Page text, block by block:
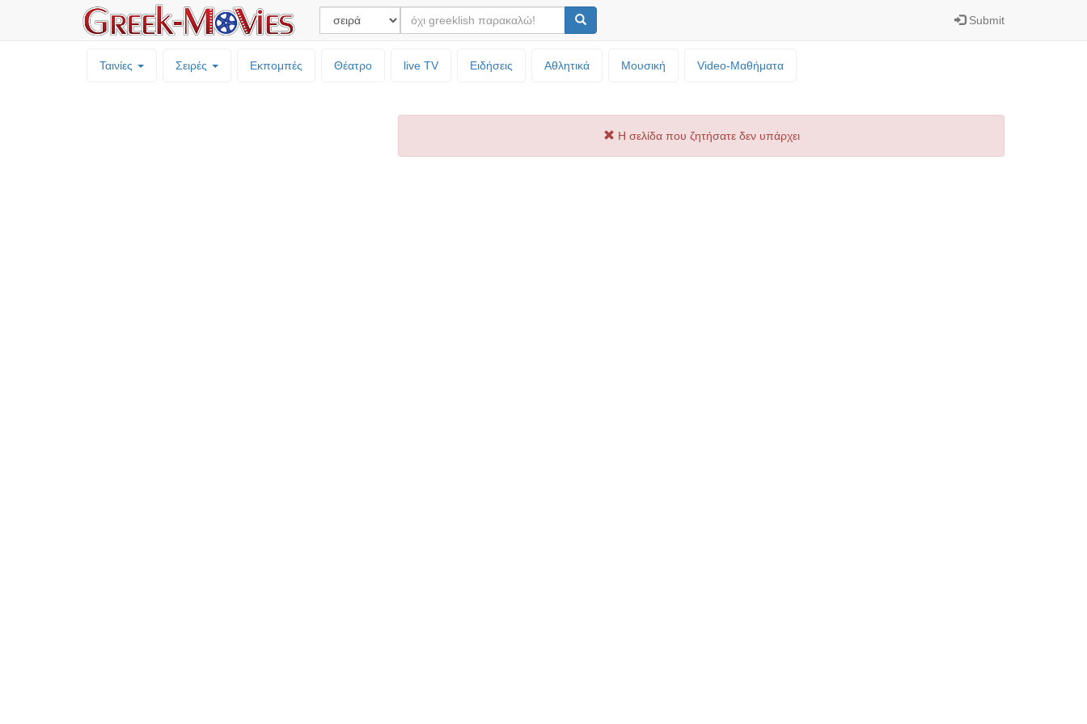
Submit
Ταινίες Σειρές Εκπομπές Θέατρο live TV Ειδήσεις Αθλητικά Μουσική Video-Mαθήματα
Η σελίδα που ζητήσατε δεν υπάρχει